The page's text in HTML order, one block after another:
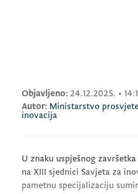
Objavljeno: 24.12.2025. •
Autor: Ministarstvo
inovacija
U znaku uspješnog
na XIII sjednici Savjeta za
pametnu specijalizaciju